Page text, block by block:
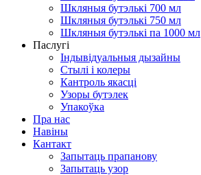
Шкляныя бутэлькі 700 мл
Шкляныя бутэлькі 750 мл
Шкляныя бутэлькі па 1000 мл
Паслугі
Індывідуальныя дызайны
Стылі і колеры
Кантроль якасці
Узоры бутэлек
Упакоўка
Пра нас
Навіны
Кантакт
Запытаць прапанову
Запытаць узор